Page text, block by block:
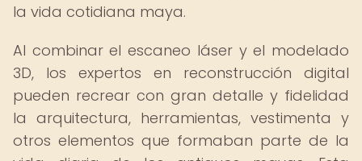
la vida cotidiana maya.
Al combinar el escaneo láser y el modelado
3D, los expertos en reconstrucción digital
pueden recrear con gran detalle y fidelidad
la arquitectura, herramientas, vestimenta y
otros elementos que formaban parte de la